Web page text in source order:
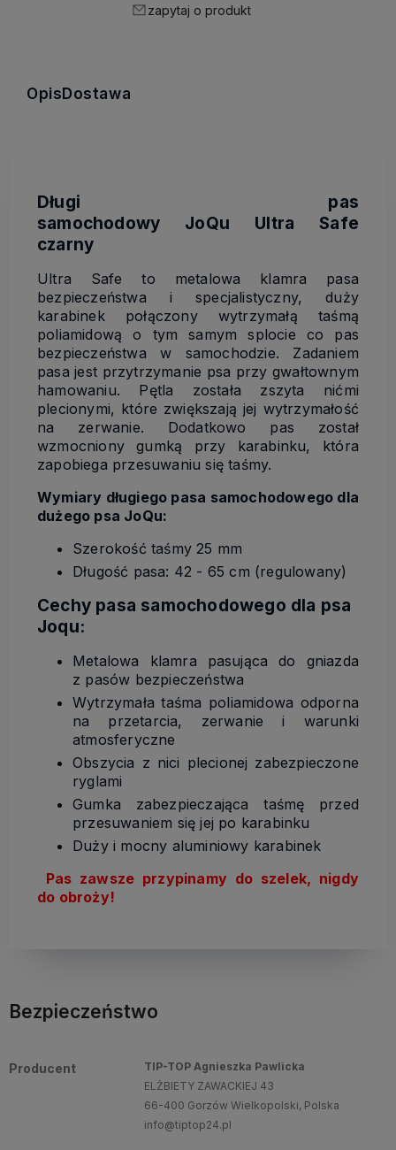
zapytaj o produkt
OpisDostawa
Długi pas
samochodowy JoQu Ultra Safe
czarny
Ultra Safe to metalowa klamra pasa
bezpieczeństwa i specjalistyczny, duży
karabinek połączony wytrzymałą taśmą
poliamidową o tym samym splocie co pas
bezpieczeństwa w samochodzie. Zadaniem
pasa jest przytrzymanie psa przy gwałtownym
hamowaniu. Pętla została zszyta nićmi
plecionymi, które zwiększają jej wytrzymałość
na zerwanie. Dodatkowo pas został
wzmocniony gumką przy karabinku, która
zapobiega przesuwaniu się taśmy.
Wymiary długiego pasa samochodowego dla
dużego psa JoQu:
Szerokość taśmy 25 mm
Długość pasa: 42 - 65 cm (regulowany)
Cechy pasa samochodowego dla psa
Joqu:
Metalowa klamra pasująca do gniazda
z pasów bezpieczeństwa
Wytrzymała taśma poliamidowa odporna
na przetarcia, zerwanie i warunki
atmosferyczne
Obszycia z nici plecionej zabezpieczone
ryglami
Gumka zabezpieczająca taśmę przed
przesuwaniem się jej po karabinku
Duży i mocny aluminiowy karabinek
Pas zawsze przypinamy do szelek, nigdy
do obroży!
Bezpieczeństwo
Producent
TIP-TOP Agnieszka Pawlicka
ELŻBIETY ZAWACKIEJ 43
66-400 Gorzów Wielkopolski, Polska
info@tiptop24.pl